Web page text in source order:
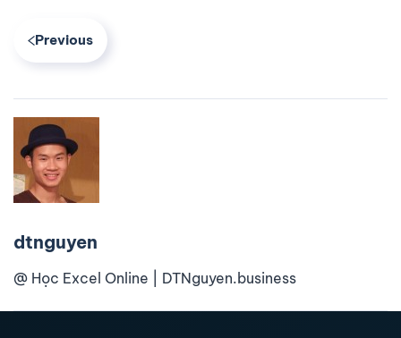
Previous
dtnguyen
@ Học Excel Online | DTNguyen.business